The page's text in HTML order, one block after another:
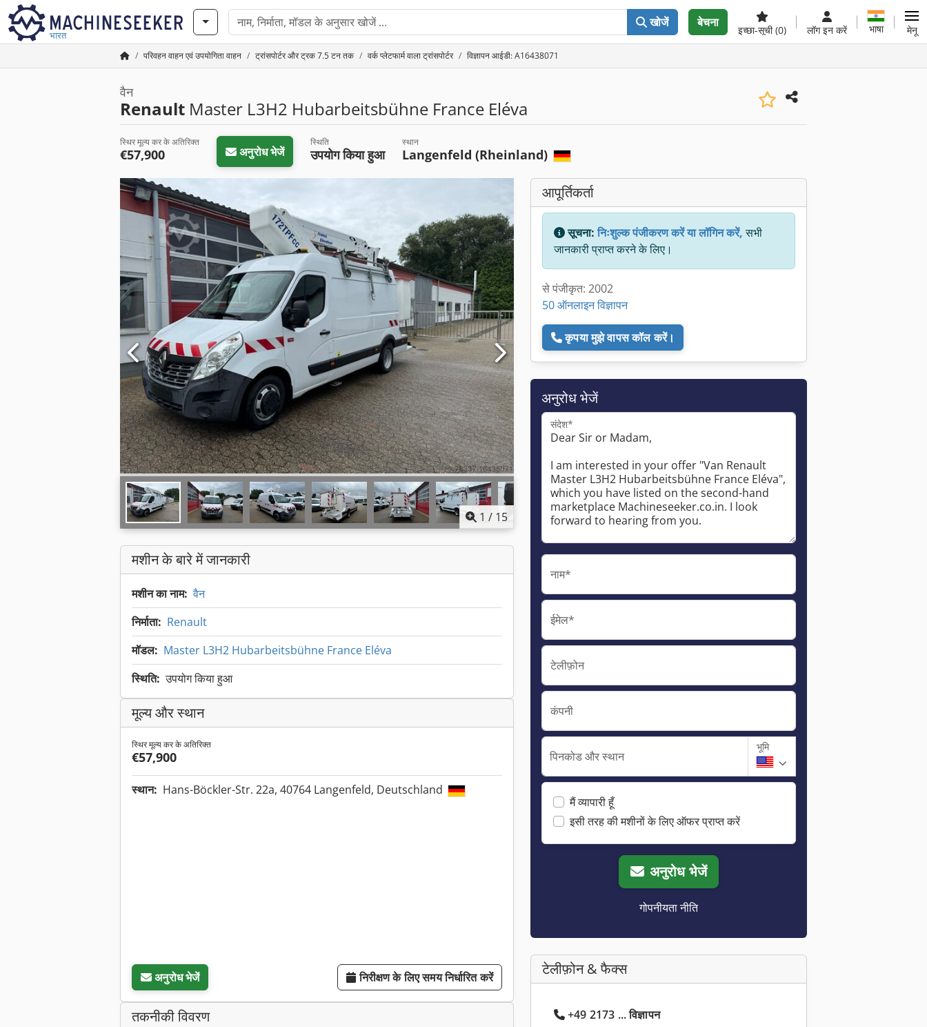
भारत
खोजें बेचना
इच्छा-सूची(0) लॉग इन करें भाषा मेनू
परिवहन वाहन एवं उपयोगिता वाहन ट्रांसपोर्टर और ट्रक 7.5 टन तक वर्क प्लेटफार्म वाला ट्रांसपोर्टर विज्ञापन आईडी: A16438071
वैन
Renault Master L3H2 Hubarbeitsbühne France Eléva
स्थिर मूल्य कर के अतिरिक्त
€57,900 अनुरोध भेजें
स्थिति
उपयोग किया हुआ
स्थान
Langenfeld (Rheinland)
1 / 15
मशीन के बारे में जानकारी
मशीन का नाम: वैन
निर्माता: Renault
मॉडल: Master L3H2 Hubarbeitsbühne France Eléva
स्थिति: उपयोग किया हुआ
मूल्य और स्थान
स्थिर मूल्य कर के अतिरिक्त
€57,900
स्थान: Hans-Böckler-Str. 22a, 40764 Langenfeld, Deutschland
अनुरोध भेजें निरीक्षण के लिए समय निर्धारित करें
तकनीकी विवरण
आपूर्तिकर्ता
सूचना:निःशुल्क पंजीकरण करें या लॉगिन करें,सभी
जानकारी प्राप्त करने के लिए।
से पंजीकृत: 2002
50 ऑनलाइन विज्ञापन
कृपया मुझे वापस कॉल करें।
अनुरोध भेजें
संदेश*
नाम*
ईमेल*
टेलीफ़ोन
कंपनी
पिनकोड और स्थान
भूमि
मैं व्यापारी हूँ
इसी तरह की मशीनों के लिए ऑफर प्राप्त करें
अनुरोध भेजें
गोपनीयता नीति
टेलीफ़ोन & फैक्स
+49 2173 ... विज्ञापन